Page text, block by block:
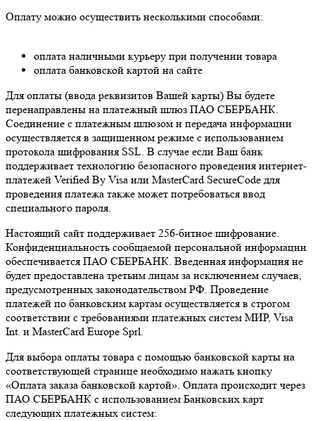
Оплату можно осуществить несколькими способами:
оплата наличными курьеру при получении товара
оплата банковской картой на сайте
Для оплаты (ввода реквизитов Вашей карты) Вы будете
перенаправлены на платежный шлюз ПАО СБЕРБАНК.
Соединение с платежным шлюзом и передача информации
осуществляется в защищенном режиме с использованием
протокола шифрования SSL. В случае если Ваш банк
поддерживает технологию безопасного проведения интернет-
платежей Verified By Visa или MasterCard SecureCode для
проведения платежа также может потребоваться ввод
специального пароля.
Настоящий сайт поддерживает 256-битное шифрование.
Конфиденциальность сообщаемой персональной информации
обеспечивается ПАО СБЕРБАНК. Введенная информация не
будет предоставлена третьим лицам за исключением случаев,
предусмотренных законодательством РФ. Проведение
платежей по банковским картам осуществляется в строгом
соответствии с требованиями платежных систем МИР, Visa
Int. и MasterCard Europe Sprl.
Для выбора оплаты товара с помощью банковской карты на
соответствующей странице необходимо нажать кнопку
«Оплата заказа банковской картой». Оплата происходит через
ПАО СБЕРБАНК с использованием Банковских карт
следующих платежных систем: